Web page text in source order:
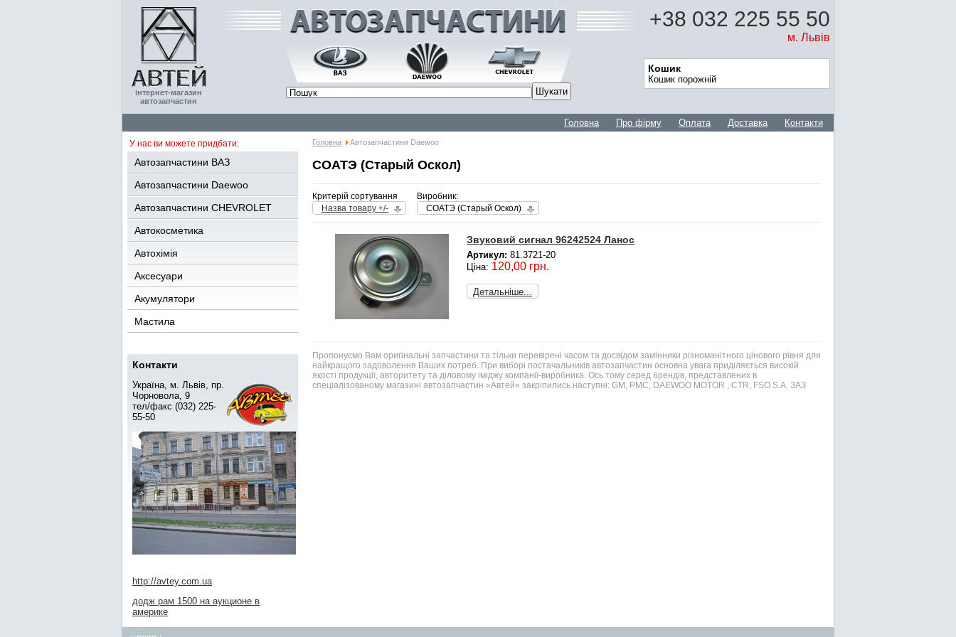
інтернет-магазин
автозапчастин
+38 032 225 55 50
м. Львів
Кошик
Кошик порожній
Головна Про фірму Оплата Доставка Контакти
У нас ви можете придбати:
Автозапчастини ВАЗ
Автозапчастини Daewoo
Автозапчастини CHEVROLET
Автокосметика
Автохімія
Аксесуари
Акумулятори
Мастила
Контакти
Україна, м. Львів, пр.
Чорновола, 9
тел/факс (032) 225-
55-50
http://avtey.com.ua
додж рам 1500 на аукционе в
америке
Головна Автозапчастини Daewoo
СОАТЭ (Старый Оскол)
Критерій сортування
Назва товару +/-
Виробник:
СОАТЭ (Старый Оскол)
Звуковий сигнал 96242524 Ланос
Артикул: 81.3721-20
Ціна: 120,00 грн.
Детальніше...
Пропонуємо Вам оригінальні запчастини та тільки перевірені часом та досвідом замінники різноманітного цінового рівня для
найкращого задоволення Ваших потреб. При виборі постачальників автозапчастин основна увага приділяється високій
якості продукції, авторитету та діловому іміджу компанії-виробника. Ось тому серед брендів, представлених в
спеціалізованому магазині автозапчастин «Автей» закріпились наступні: GM, PMC, DAEWOO MOTOR , CTR, FSO S.A, ЗАЗ